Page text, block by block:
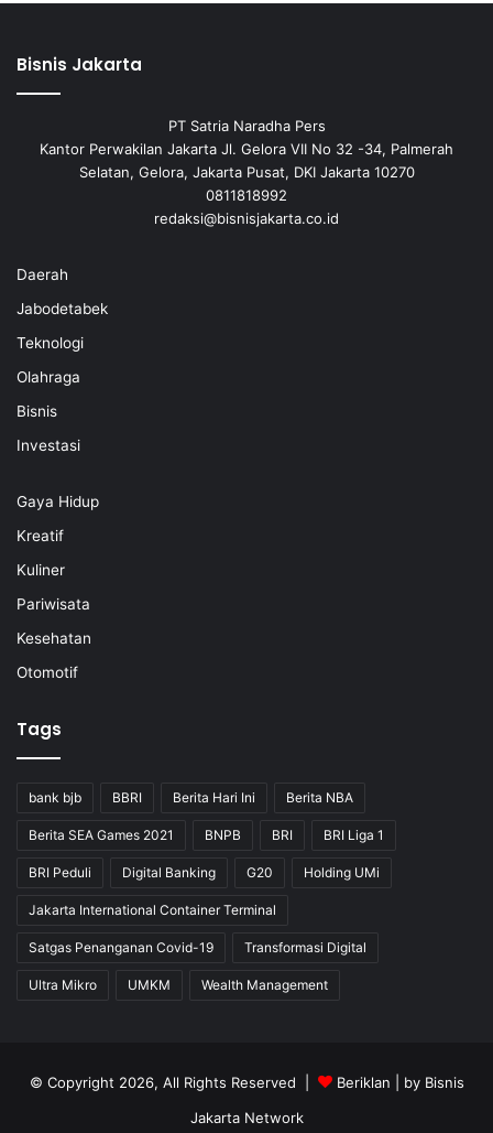
Bisnis Jakarta
PT Satria Naradha Pers
Kantor Perwakilan Jakarta Jl. Gelora VII No 32 -34, Palmerah
Selatan, Gelora, Jakarta Pusat, DKI Jakarta 10270
0811818992
redaksi@bisnisjakarta.co.id
Daerah
Jabodetabek
Teknologi
Olahraga
Bisnis
Investasi
Gaya Hidup
Kreatif
Kuliner
Pariwisata
Kesehatan
Otomotif
Tags
bank bjb BBRI Berita Hari Ini Berita NBA
Berita SEA Games 2021 BNPB BRI BRI Liga 1
BRI Peduli Digital Banking G20 Holding UMi
Jakarta International Container Terminal
Satgas Penanganan Covid-19 Transformasi Digital
Ultra Mikro UMKM Wealth Management
© Copyright 2026, All Rights Reserved | Beriklan | by Bisnis
Jakarta Network